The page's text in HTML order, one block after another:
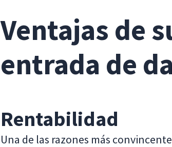
Ventajas de
entrada de
Rentabilidad
Una de las razones más